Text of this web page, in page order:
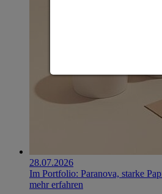
28.07.2026
Im Portfolio: Paranova, starke
mehr erfahren